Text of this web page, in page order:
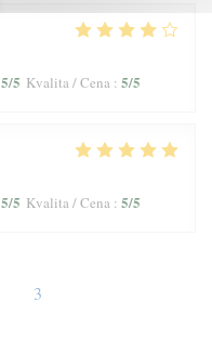
5/5 Kvalita / Cena : 5/5
5/5 Kvalita / Cena : 5/5
3